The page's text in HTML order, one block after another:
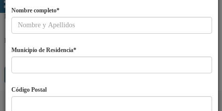
Nombre completo*
Municipio de Residencia*
Código Postal
Email
Password
Entra ¿Olvidaste tu password? Regístrate
Idiomas